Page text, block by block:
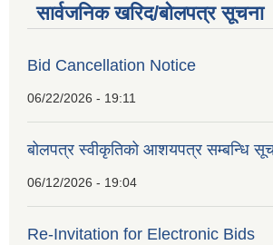
सार्वजनिक खरिद/बोलपत्र सूचना
Bid Cancellation Notice
06/22/2026 - 19:11
बोलपत्र स्वीकृतिको आशयपत्र सम्बन्धि
06/12/2026 - 19:04
Re-Invitation for Electronic Bids